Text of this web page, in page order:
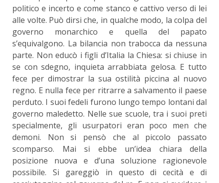
politico e incerto e come stanco e cattivo verso di lei
alle volte. Può dirsi che, in qualche modo, la colpa del
governo monarchico e quella del papato
s’equivalgono. La bilancia non trabocca da nessuna
parte. Non educò i figli d’Italia la Chiesa: si chiuse in
se con sdegno, inquieta arrabbiata gelosa. E tutto
fece per dimostrar la sua ostilità piccina al nuovo
regno. E nulla fece per ritrarre a salvamento il paese
perduto. I suoi fedeli furono lungo tempo lontani dal
governo maledetto. Nelle sue scuole, tra i suoi preti
specialmente, gli usurpatori eran poco men che
demoni. Non si pensò che al piccolo passato
scomparso. Mai si ebbe un’idea chiara della
posizione nuova e d’una soluzione ragionevole
possibile. Si gareggiò in questo di cecità e di